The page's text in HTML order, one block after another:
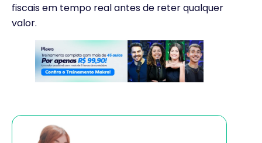
fiscais em tempo real antes de reter qualquer
valor.